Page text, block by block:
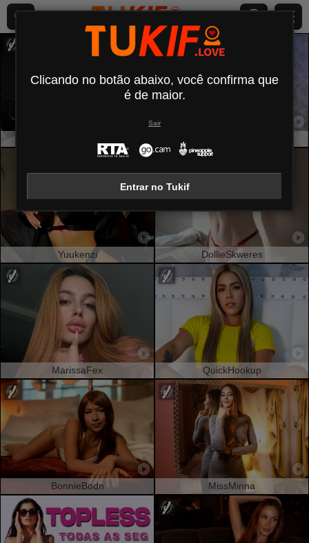
Yuukenzi DollieSkweres
MarissaFex QuickHookup
BonnieBodn MissMinna
Clicando no botão abaixo, você confirma que
é de maior.
Sair
Entrar no Tukif